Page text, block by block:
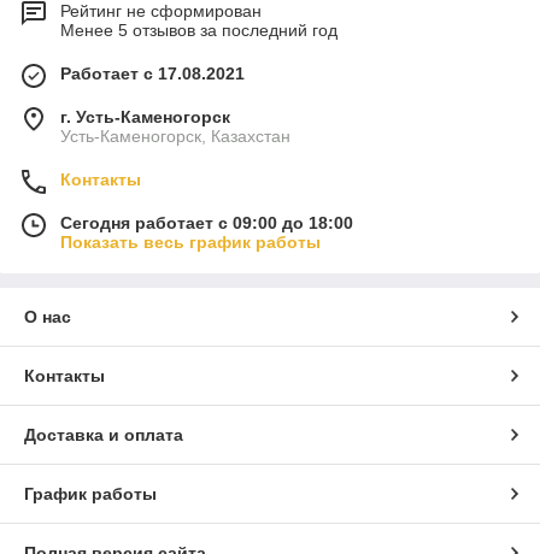
Рейтинг не сформирован
Менее 5 отзывов за последний год
Работает с 17.08.2021
г. Усть-Каменогорск
Усть-Каменогорск, Казахстан
Контакты
Сегодня работает с 09:00 до 18:00
Показать весь график работы
О нас
Контакты
Доставка и оплата
График работы